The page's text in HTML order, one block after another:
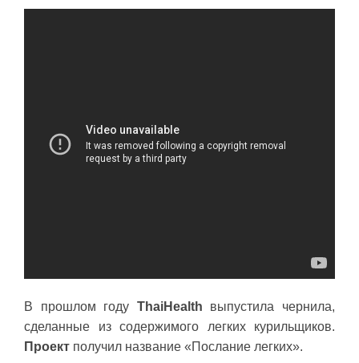
В прошлом году ThaiHealth выпустила чернила,
сделанные из содержимого легких курильщиков.
Проект получил название «Послание легких».